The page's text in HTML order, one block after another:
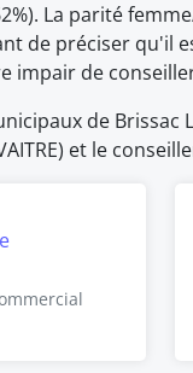
La parité
de préciser qu'il
impair de
de Brissac
et le